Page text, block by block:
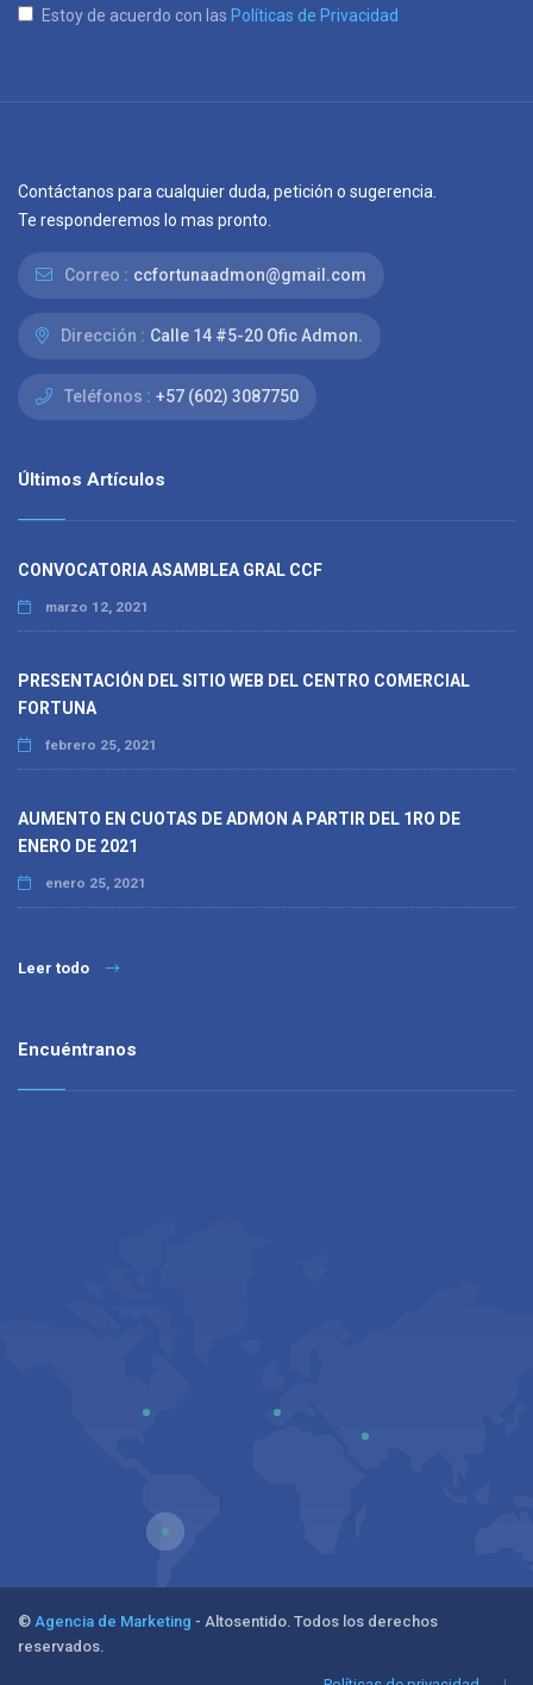
Estoy de acuerdo con las Políticas de Privacidad
Contáctanos para cualquier duda, petición o sugerencia.
Te responderemos lo mas pronto.
Correo : ccfortunaadmon@gmail.com
Dirección : Calle 14 #5-20 Ofic Admon.
Teléfonos : +57 (602) 3087750
Últimos Artículos
CONVOCATORIA ASAMBLEA GRAL CCF
marzo 12, 2021
PRESENTACIÓN DEL SITIO WEB DEL CENTRO COMERCIAL
FORTUNA
febrero 25, 2021
AUMENTO EN CUOTAS DE ADMON A PARTIR DEL 1RO DE
ENERO DE 2021
enero 25, 2021
Leer todo
Encuéntranos
© Agencia de Marketing - Altosentido. Todos los derechos
reservados.